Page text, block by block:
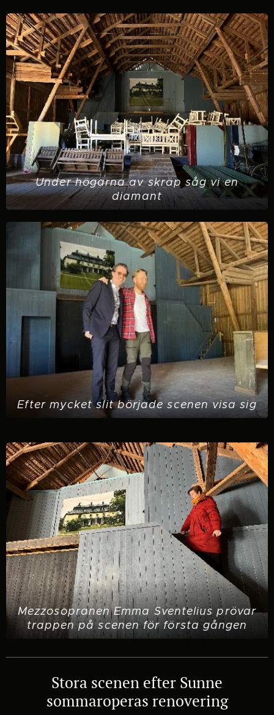
Under högarna av skräp såg vi en
diamant
Efter mycket slit började scenen visa sig
Mezzosopranen Emma Sventelius prövar
trappen på scenen för första gången
Stora scenen efter Sunne
sommaroperas renovering